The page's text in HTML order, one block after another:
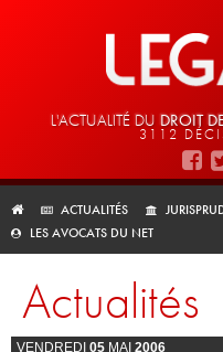
L'ACTUALITÉ DU DROIT
3112
ACTUALITÉS
LES AVOCATS DU NET
Actualités
VENDREDI 05 MAI 2006